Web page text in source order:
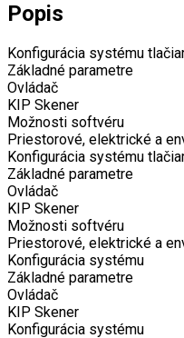
Popis
Konfigurácia systému
Základné parametre
Ovládač
KIP Skener
Možnosti softvéru
Priestorové, elektrické a
Konfigurácia systému
Základné parametre
Ovládač
KIP Skener
Možnosti softvéru
Priestorové, elektrické a
Konfigurácia systému
Základné parametre
Ovládač
KIP Skener
Konfigurácia systému